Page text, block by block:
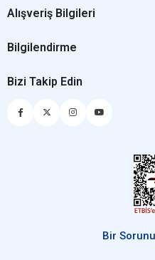
Alışveriş Bilgileri
Bilgilendirme
Bizi Takip Edin
Bir